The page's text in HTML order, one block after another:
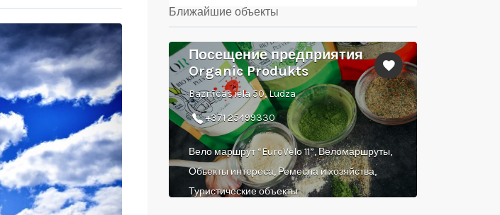
Ближайшие объекты
Посещение предприятия
Organic Produkts
Baznīcas iela 50, Ludza
+371 25499330
Вело маршрут “EuroVelo 11”, Веломаршруты,
Обьекты интереса, Ремесла и хозяйства,
Туристические объекты